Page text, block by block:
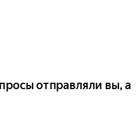
отправляли вы, а